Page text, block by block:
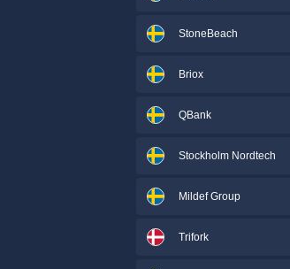
StoneBeach
Briox
QBank
Stockholm Nordtech
Mildef Group
Trifork